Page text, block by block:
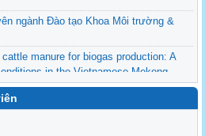
ngành Đào tạo Khoa Môi trường &
manure for biogas production: A
in the Vietnamese Mekong
farming systems in the Vietnamese